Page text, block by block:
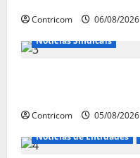
Contricom 06/08/2026
Notícias Sindicais
Contricom 05/08/2026
Notícias de Entidades